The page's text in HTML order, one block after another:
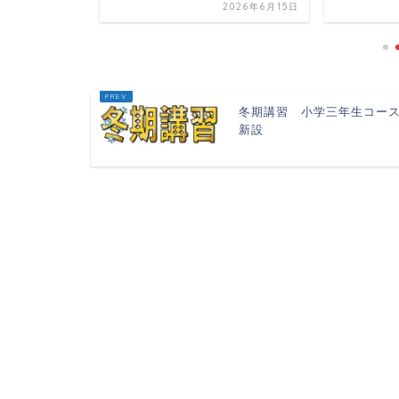
2026年6月15日
冬期講習 小学三年生コー
新設